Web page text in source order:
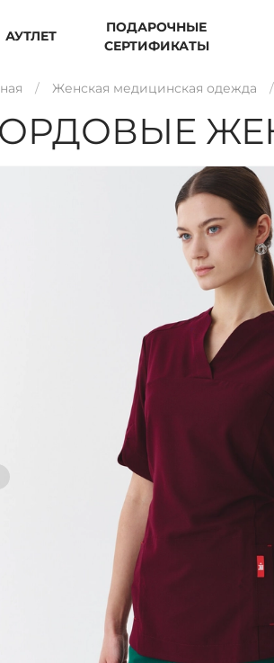
АУТЛЕТ
ПОДАРОЧНЫЕ
СЕРТИФИКАТЫ
Женская медицинская одежда